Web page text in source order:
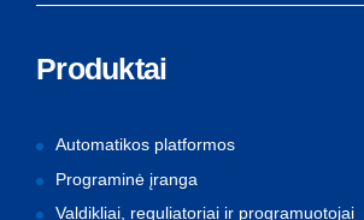
Produktai
Automatikos platformos
Programinė įranga
Valdikliai, reguliatoriai ir programuotojai